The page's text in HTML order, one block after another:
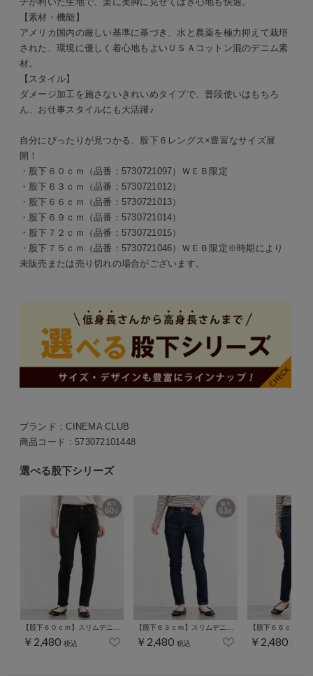
【素材・機能】
アメリカ国内の厳しい基準に基づき、水と農薬を極力抑えて栽培
された、環境に優しく着心地もよいＵＳＡコットン混のデニム素
材。
【スタイル】
ダメージ加工を施さないきれいめタイプで、普段使いはもちろ
ん、お仕事スタイルにも大活躍♪
自分にぴったりが見つかる、股下６レングス×豊富なサイズ展
開！
・股下６０ｃｍ（品番：5730721097）ＷＥＢ限定
・股下６３ｃｍ（品番：5730721012）
・股下６６ｃｍ（品番：5730721013）
・股下６９ｃｍ（品番：5730721014）
・股下７２ｃｍ（品番：5730721015）
・股下７５ｃｍ（品番：5730721046）ＷＥＢ限定※時期により
未販売または売り切れの場合がございます。
ブランド：CINEMA CLUB
商品コード : 573072101448
選べる股下シリーズ
￥2,480 税込 ￥2,480 税込 ￥2,480 税込